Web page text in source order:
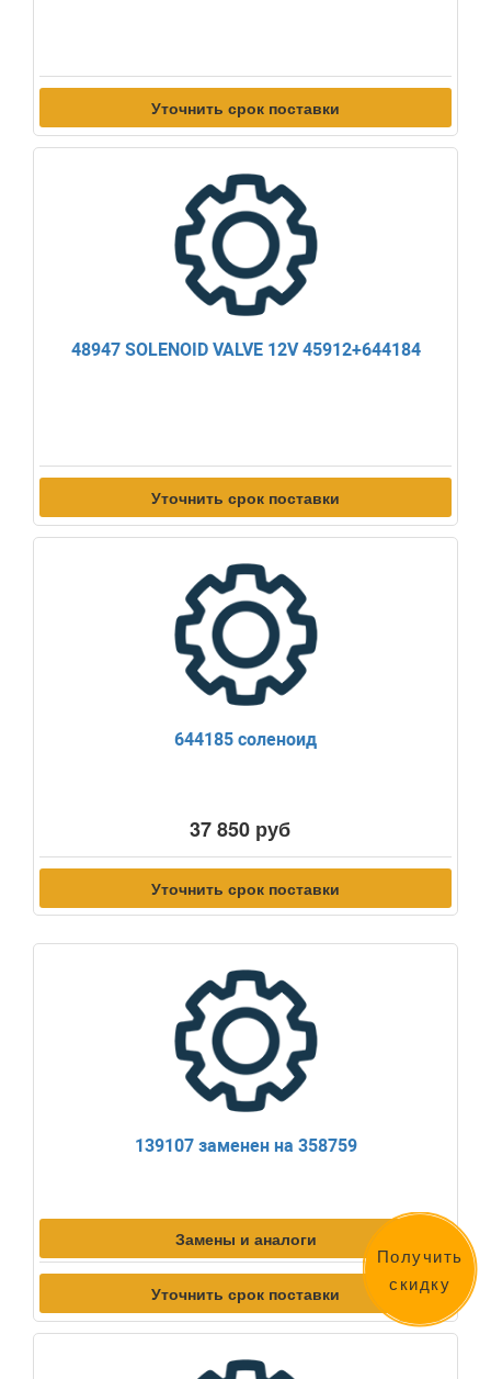
Получить
скидку
Уточнить срок поставки
48947 SOLENOID VALVE 12V 45912+644184
Уточнить срок поставки
644185 соленоид
37 850 руб
Уточнить срок поставки
139107 заменен на 358759
Замены и аналоги
Уточнить срок поставки